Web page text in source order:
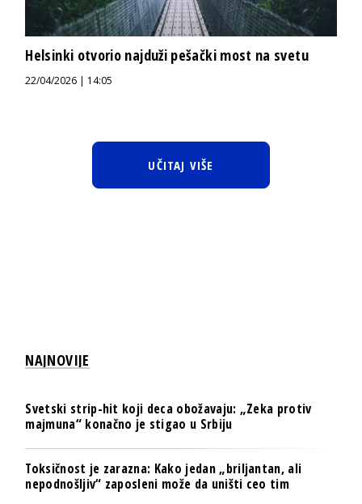
Helsinki otvorio najduži pešački most na svetu
22/04/2026 | 14:05
UČITAJ VIŠE
NAJNOVIJE
Svetski strip-hit koji deca obožavaju: „Zeka protiv
majmuna“ konačno je stigao u Srbiju
Toksičnost je zarazna: Kako jedan „briljantan, ali
nepodnošljiv“ zaposleni može da uništi ceo tim